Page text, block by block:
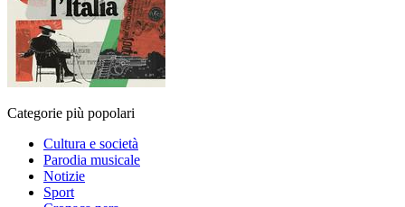
Categorie più popolari
Cultura e società
Parodia musicale
Notizie
Sport